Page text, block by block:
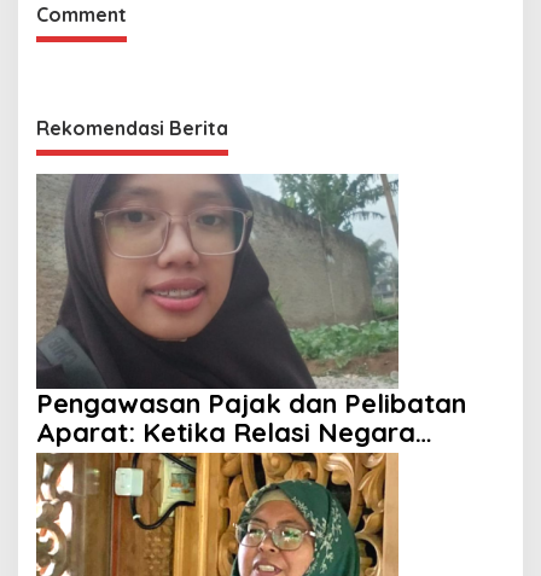
Comment
Rekomendasi Berita
Pengawasan Pajak dan Pelibatan
Aparat: Ketika Relasi Negara
dengan Rakyat Dipertanyakan